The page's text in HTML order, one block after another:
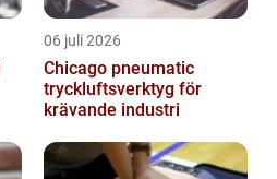
06 juli 2026
Chicago pneumatic
tryckluftsverktyg för
krävande industri